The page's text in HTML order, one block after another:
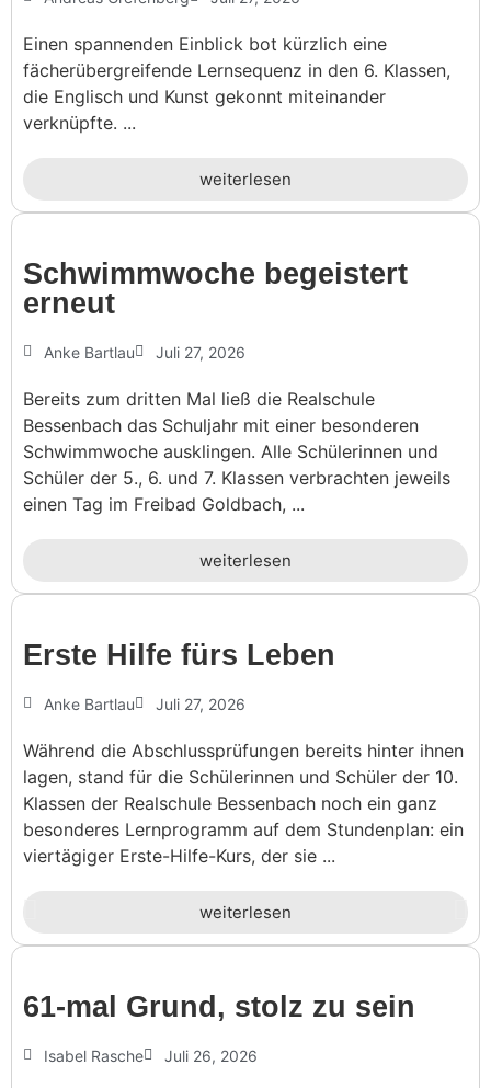
Einen spannenden Einblick bot kürzlich eine
fächerübergreifende Lernsequenz in den 6. Klassen,
die Englisch und Kunst gekonnt miteinander
verknüpfte. ...
weiterlesen
Schwimm­woche begeis­tert
erneut
Anke Bartlau Juli 27, 2026
Bereits zum dritten Mal ließ die Realschule
Bessenbach das Schuljahr mit einer besonderen
Schwimmwoche ausklingen. Alle Schülerinnen und
Schüler der 5., 6. und 7. Klassen verbrachten jeweils
einen Tag im Freibad Goldbach, ...
weiterlesen
Erste Hilfe fürs Leben
Anke Bartlau Juli 27, 2026
Während die Abschlussprüfungen bereits hinter ihnen
lagen, stand für die Schülerinnen und Schüler der 10.
Klassen der Realschule Bessenbach noch ein ganz
besonderes Lernprogramm auf dem Stundenplan: ein
viertägiger Erste-Hilfe-Kurs, der sie ...
weiterlesen
61-mal Grund, stolz zu sein
Isabel Rasche Juli 26, 2026